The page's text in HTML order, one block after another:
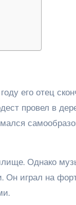
его отец
провел в
Однако
Он играл на